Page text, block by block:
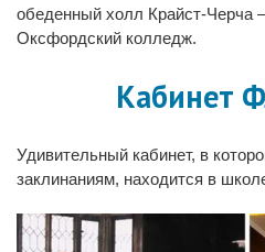
обеденный холл Крайст-Черча
Оксфордский колледж.
Кабинет
Удивительный кабинет, в
заклинаниям, находится в